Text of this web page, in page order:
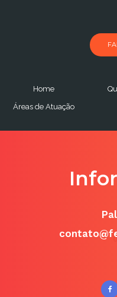
Home
Áreas de Atuação